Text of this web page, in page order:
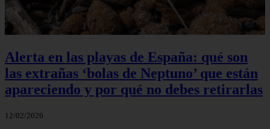
Alerta en las playas de España: qué son
las extrañas ‘bolas de Neptuno’ que están
apareciendo y por qué no debes retirarlas
12/02/2026